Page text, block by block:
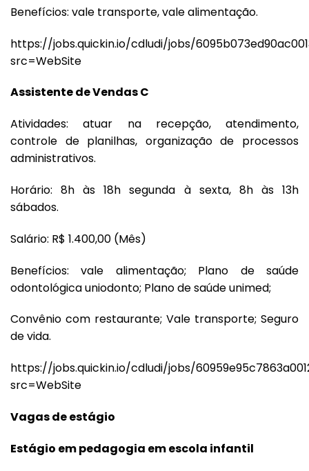
Benefícios: vale transporte, vale alimentação.
https://jobs.quickin.io/cdludi/jobs/
src=WebSite
Assistente de Vendas C
Atividades: atuar na recepção, atendimento,
controle de planilhas, organização de processos
administrativos.
Horário: 8h às 18h segunda à sexta, 8h às 13h
sábados.
Salário: R$ 1.400,00 (Mês)
Benefícios: vale alimentação; Plano de saúde
odontológica uniodonto; Plano de saúde unimed;
Convênio com restaurante; Vale transporte; Seguro
de vida.
https://jobs.quickin.io/cdludi/jobs/
src=WebSite
Vagas de estágio
Estágio em pedagogia em escola infantil